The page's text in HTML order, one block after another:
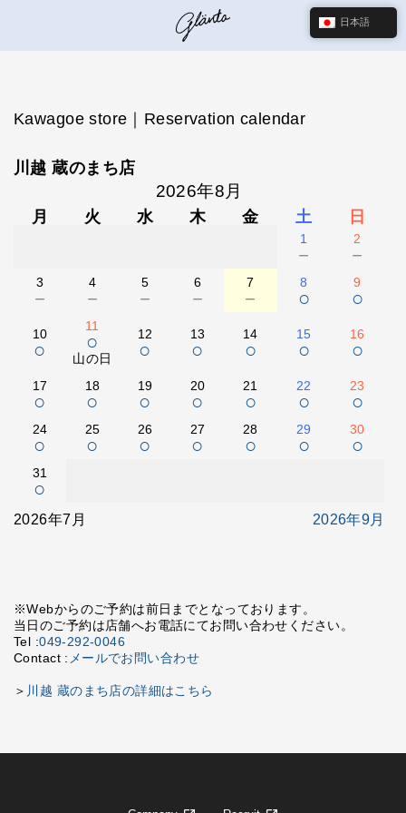
Kawagoe store｜Reservation calendar
川越 蔵のまち店
2026年8月
月 火 水 木 金 土 日
1
－
2
－
3
－
4
－
5
－
6
－
7
－
8
○
9
○
10
○
11
○
山の日
12
○
13
○
14
○
15
○
16
○
17
○
18
○
19
○
20
○
21
○
22
○
23
○
24
○
25
○
26
○
27
○
28
○
29
○
30
○
31
○
2026年7月 2026年9月
※Webからのご予約は前日までとなっております。
当日のご予約は店舗へお電話にてお問い合わせください。
Tel :049-292-0046
Contact : メールでお問い合わせ
＞ 川越 蔵のまち店の詳細はこちら
日本語